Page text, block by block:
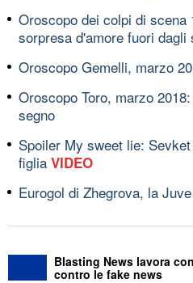
Oroscopo dei colpi di scena
sorpresa d'amore fuori dagli
Oroscopo Gemelli, marzo
Oroscopo Toro, marzo
segno
Spoiler My sweet lie:
figlia VIDEO
Eurogol di Zhegrova, la
Blasting News lavora
contro le fake news